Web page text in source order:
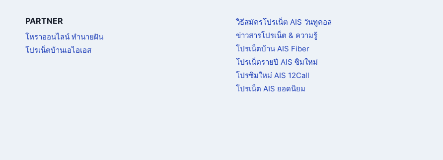
PARTNER
โหราออนไลน์ ทำนายฝัน
โปรเน็ตบ้านเอไอเอส
วิธีสมัครโปรเน็ต AIS วันทูคอล
ข่าวสารโปรเน็ต & ความรู้
โปรเน็ตบ้าน AIS Fiber
โปรเน็ตรายปี AIS ซิมใหม่
โปรซิมใหม่ AIS 12Call
โปรเน็ต AIS ยอดนิยม